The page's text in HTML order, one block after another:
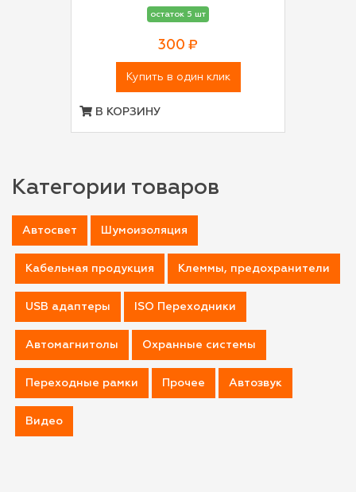
остаток 5 шт
300 ₽
Купить в один клик
В КОРЗИНУ
Категории товаров
Автосвет Шумоизоляция
Кабельная продукция Клеммы, предохранители
USB адаптеры ISO Переходники
Автомагнитолы Охранные системы
Переходные рамки Прочее Автозвук
Видео